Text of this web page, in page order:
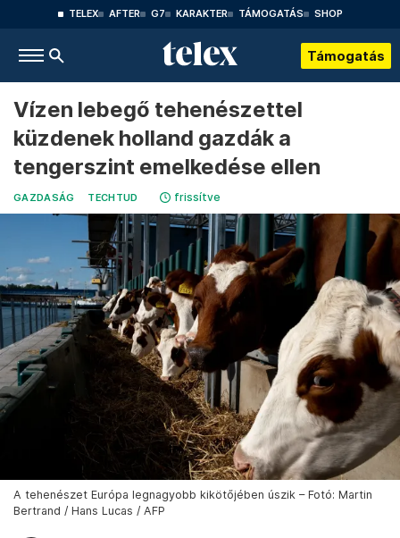
TELEX AFTER G7 KARAKTER TÁMOGATÁS SHOP
Támogatás
Vízen lebegő tehenészettel
küzdenek holland gazdák a
tengerszint emelkedése ellen
GAZDASÁG TECHTUD frissítve
A tehenészet Európa legnagyobb kikötőjében úszik – Fotó: Martin
Bertrand / Hans Lucas / AFP